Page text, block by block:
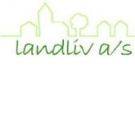
indhold